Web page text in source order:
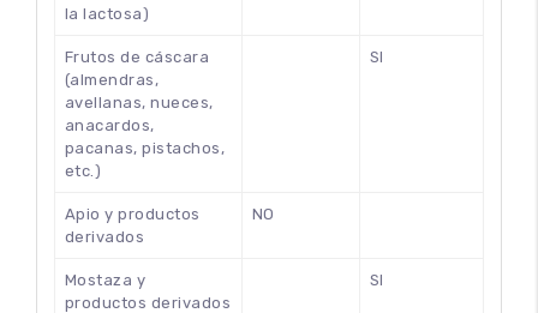
la lactosa)
Frutos de cáscara
(almendras,
avellanas, nueces,
anacardos,
pacanas, pistachos,
etc.)
SI
Apio y productos
derivados
NO
Mostaza y
productos derivados
SI